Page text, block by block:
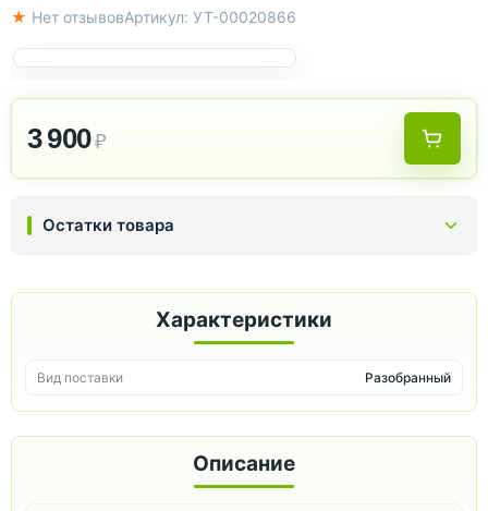
★ Нет отзывовАртикул: УТ-00020866
3 900₽
Остатки товара
Описание
Характеристики
Вид поставки Разобранный